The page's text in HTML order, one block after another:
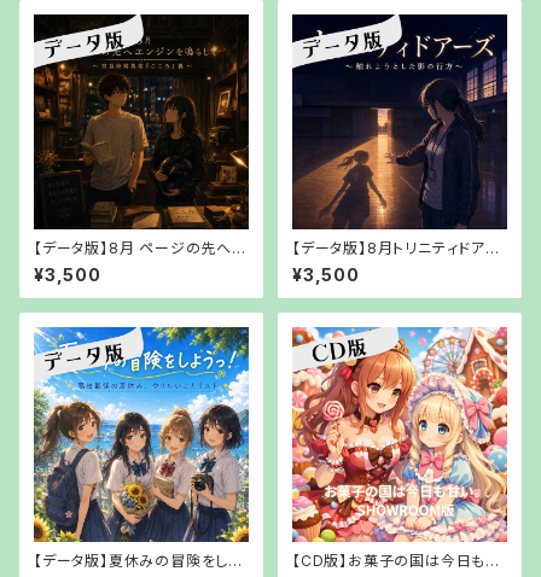
【データ版】8月 ページの先へエ
ンジンを鳴らして〜宮益坂寫眞
堂『こころ』篇〜【URLでお渡し】
¥3,500
【データ版】8月トリニティドアー
ズ～触れようとした影の行方～
【URLでお渡し】
¥3,500
【データ版】夏休みの冒険をしよ
【CD版】お菓子の国は今日も甘